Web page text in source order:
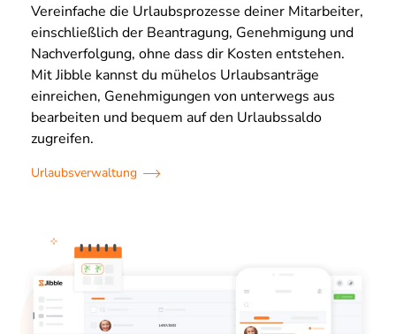
Vereinfache die Urlaubsprozesse deiner Mitarbeiter,
einschließlich der Beantragung, Genehmigung und
Nachverfolgung, ohne dass dir Kosten entstehen.
Mit Jibble kannst du mühelos Urlaubsanträge
einreichen, Genehmigungen von unterwegs aus
bearbeiten und bequem auf den Urlaubssaldo
zugreifen.
Urlaubsverwaltung